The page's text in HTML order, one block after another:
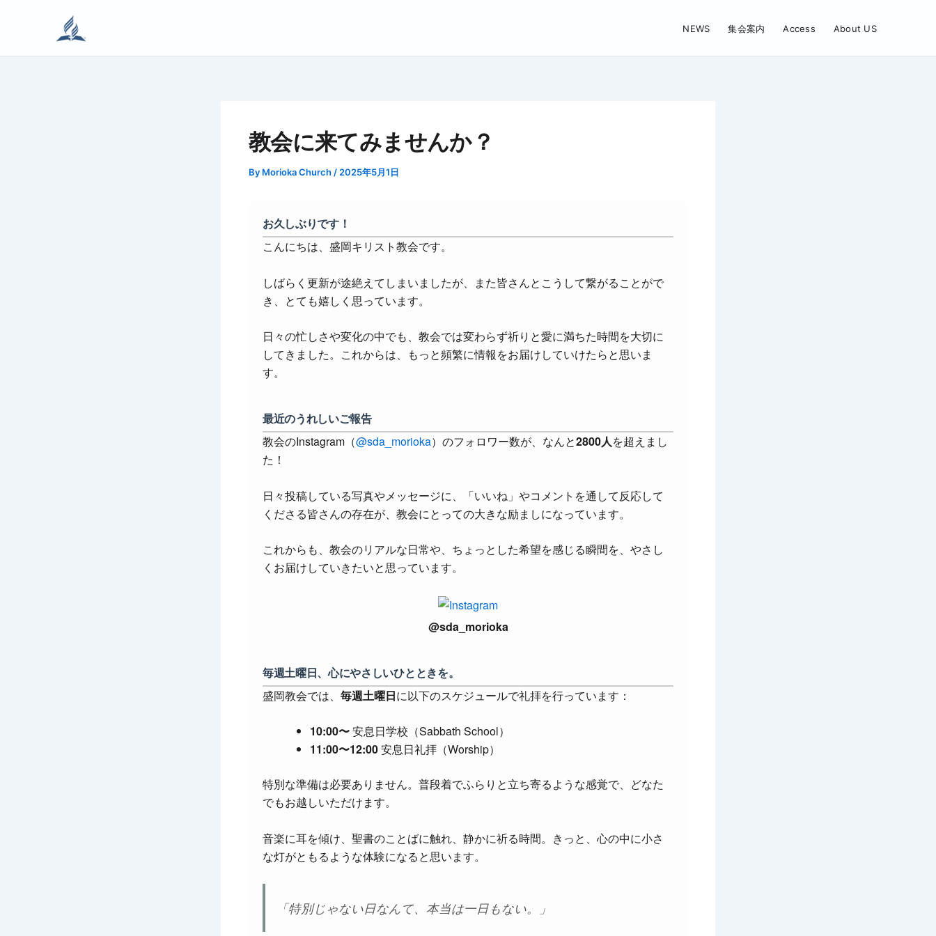
NEWS 集会案内 Access About US
教会に来てみませんか？
By Morioka Church / 2025年5月1日
お久しぶりです！
こんにちは、盛岡キリスト教会です。
しばらく更新が途絶えてしまいましたが、また皆さんとこうして繋がることがで
き、とても嬉しく思っています。
日々の忙しさや変化の中でも、教会では変わらず祈りと愛に満ちた時間を大切に
してきました。これからは、もっと頻繁に情報をお届けしていけたらと思いま
す。
最近のうれしいご報告
教会のInstagram（@sda_morioka）のフォロワー数が、なんと2800人を超えまし
た！
日々投稿している写真やメッセージに、「いいね」やコメントを通して反応して
くださる皆さんの存在が、教会にとっての大きな励ましになっています。
これからも、教会のリアルな日常や、ちょっとした希望を感じる瞬間を、やさし
くお届けしていきたいと思っています。
@sda_morioka
毎週土曜日、心にやさしいひとときを。
盛岡教会では、 毎週土曜日に以下のスケジュールで礼拝を行っています：
10:00〜安息日学校（Sabbath School）
11:00〜12:00安息日礼拝（Worship）
特別な準備は必要ありません。普段着でふらりと立ち寄るような感覚で、どなた
でもお越しいただけます。
音楽に耳を傾け、聖書のことばに触れ、静かに祈る時間。きっと、心の中に小さ
な灯がともるような体験になると思います。
「特別じゃない日なんて、本当は一日もない。」